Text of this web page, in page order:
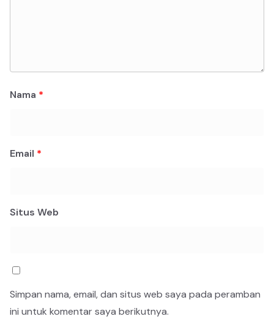
Nama *
Email *
Situs Web
Simpan nama, email, dan situs web saya pada peramban
ini untuk komentar saya berikutnya.